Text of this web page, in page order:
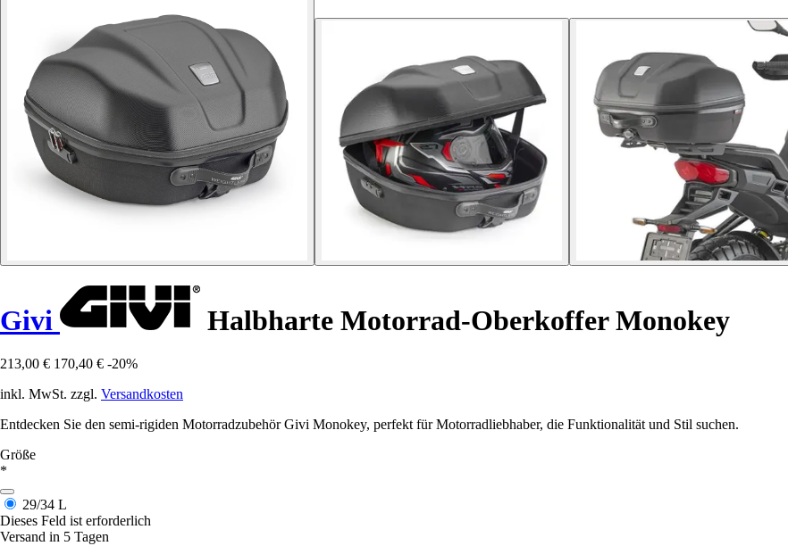
Givi Halbharte Motorrad-Oberkoffer Monokey
213,00 € 170,40 € -20%
inkl. MwSt. zzgl. Versandkosten
Entdecken Sie den semi-rigiden Motorradzubehör Givi Monokey, perfekt für Motorradliebhaber, die Funktionalität und Stil suchen.
Größe
*
29/34 L
Dieses Feld ist erforderlich
Versand in 5 Tagen